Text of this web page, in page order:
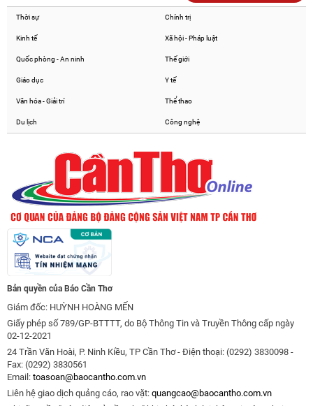
Thời sự Chính trị
Kinh tế Xã hội - Pháp luật
Quốc phòng - An ninh Thế giới
Giáo dục Y tế
Văn hóa - Giải trí Thể thao
Du lịch Công nghệ
Bản quyền của Báo Cần Thơ
Giám đốc: HUỲNH HOÀNG MẾN
Giấy phép số 789/GP-BTTTT, do Bộ Thông Tin và Truyền Thông cấp ngày
02-12-2021
24 Trần Văn Hoài, P. Ninh Kiều, TP Cần Thơ - Điện thoại: (0292) 3830098 -
Fax: (0292) 3830561
Email: toasoan@baocantho.com.vn
Liên hệ giao dịch quảng cáo, rao vặt: quangcao@baocantho.com.vn